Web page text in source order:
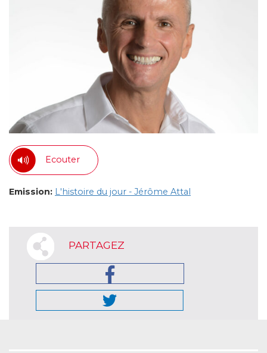
Ecouter
Emission: L'histoire du jour - Jérôme Attal
PARTAGEZ